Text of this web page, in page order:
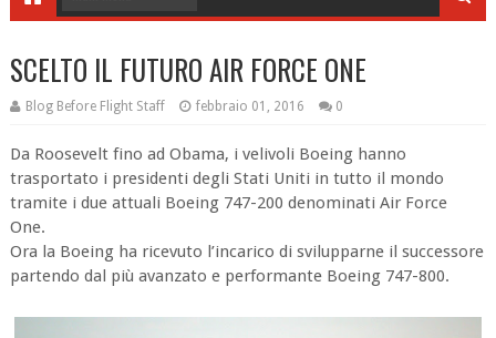
SCELTO IL FUTURO AIR FORCE ONE
Blog Before Flight Staff febbraio 01, 2016 0
Da Roosevelt fino ad Obama, i velivoli Boeing hanno
trasportato i presidenti degli Stati Uniti in tutto il mondo
tramite i due attuali Boeing 747-200 denominati Air Force
One.
Ora la Boeing ha ricevuto l’incarico di svilupparne il successore
partendo dal più avanzato e performante Boeing 747-800.